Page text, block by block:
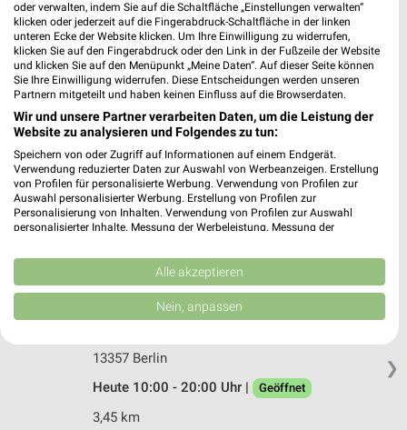
SportScheck Berlin
Schlossstraße 20
12163 Berlin
Heute 10:00 - 20:00 Uhr | Geöffnet
8,58 km
Globetrotter Berlin
Schloßstraße 20, Berlin
12163 Berlin
Heute 10:30 - 19:00 Uhr | Geöffnet
❯
DECATHLON Berlin-Gesundbrunnen Center
13357 Berlin
Heute 10:00 - 20:00 Uhr |
Geöffnet
3,45 km
oder verwalten, indem Sie auf die Schaltfläche „Einstellungen verwalten“
klicken oder jederzeit auf die Fingerabdruck-Schaltfläche in der linken
unteren Ecke der Website klicken. Um Ihre Einwilligung zu widerrufen,
klicken Sie auf den Fingerabdruck oder den Link in der Fußzeile der Website
und klicken Sie auf den Menüpunkt „Meine Daten“. Auf dieser Seite können
Sie Ihre Einwilligung widerrufen. Diese Entscheidungen werden unseren
Partnern mitgeteilt und haben keinen Einfluss auf die Browserdaten.
Wir und unsere Partner verarbeiten Daten, um die Leistung der
Website zu analysieren und Folgendes zu tun:
Speichern von oder Zugriff auf Informationen auf einem Endgerät.
Verwendung reduzierter Daten zur Auswahl von Werbeanzeigen. Erstellung
von Profilen für personalisierte Werbung. Verwendung von Profilen zur
Auswahl personalisierter Werbung. Erstellung von Profilen zur
Personalisierung von Inhalten. Verwendung von Profilen zur Auswahl
personalisierter Inhalte. Messung der Werbeleistung. Messung der
Kombinationen von Daten aus verschiedenen Quellen. Entwicklung und
Verbesserung der Angebote. Verwendung reduzierter Daten zur Auswahl
von Inhalten.
Daten können außerhalb der Europäischen Union weitergegeben und in die
USA gesendet werden.
Website/App.
IAB-Verarbeitungszwecke:
Alle akzeptieren
Nein, anpassen